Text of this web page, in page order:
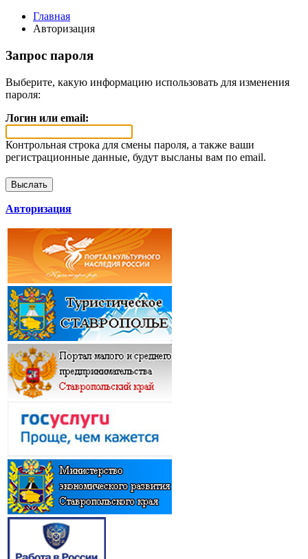
Главная
Авторизация
Запрос пароля
Выберите, какую информацию использовать для изменения
пароля:
Логин или email:
Контрольная строка для смены пароля, а также ваши
регистрационные данные, будут высланы вам по email.
Авторизация